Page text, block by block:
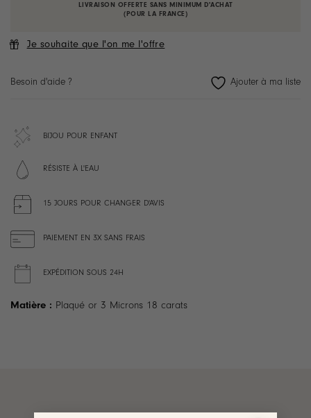
LIVRAISON OFFERTE SANS MINIMUM D'ACHAT
(POUR LA FRANCE)
Je souhaite que l'on me l'offre
Besoin d'aide ?
BIJOU POUR ENFANT
RÉSISTE À L'EAU
15 JOURS POUR CHANGER D'AVIS
PAIEMENT EN 3X SANS FRAIS
EXPÉDITION SOUS 24H
Matière : Plaqué or 3 Microns 18 carats